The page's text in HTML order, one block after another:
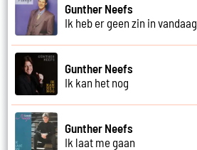
Gunther Neefs
Ik heb er geen zin in vandaag
Gunther Neefs
Ik kan het nog
Gunther Neefs
Ik laat me gaan